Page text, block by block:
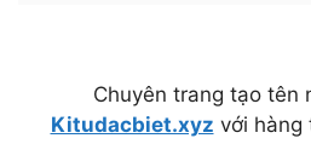
Chuyên trang tạo tên
Kitudacbiet.xyz với hàng